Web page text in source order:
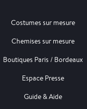
Costumes sur mesure
Chemises sur mesure
Boutiques Paris / Bordeaux
Espace Presse
Guide & Aide